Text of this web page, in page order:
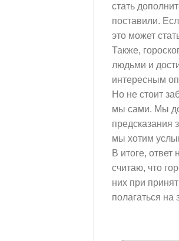
стать
поставили.
это может
Также,
людьми и
интересным
Но не стоит
мы сами. Мы
предсказания
мы хотим
В итоге, ответ
считаю, что
них при
полагаться на